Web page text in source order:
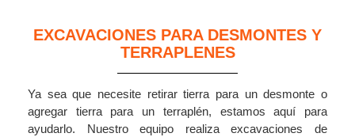
EXCAVACIONES PARA DESMONTES Y
TERRAPLENES
Ya sea que necesite retirar tierra para un desmonte o
agregar tierra para un terraplén, estamos aquí para
ayudarlo. Nuestro equipo realiza excavaciones de